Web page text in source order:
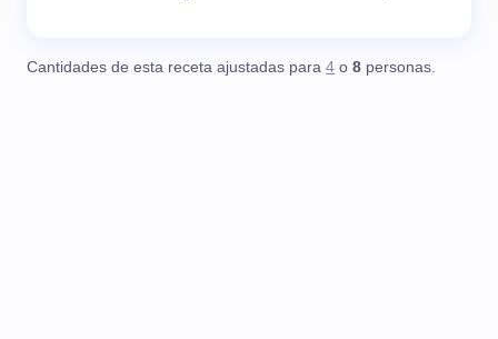
Cantidades de esta receta ajustadas para 4 o 8 personas.